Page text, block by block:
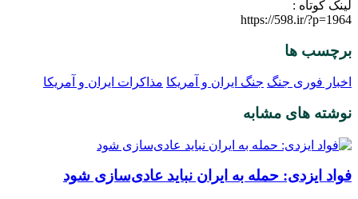
لینک کوتاه :
https://598.ir/?p=1964
برچسب ها
اخبار فوری جنگ جنگ ایران و آمریکا مذاکرات ایران و آمریکا
نوشته های مشابه
فواد ایزدی: حمله به ایران نباید عادی‌سازی شود